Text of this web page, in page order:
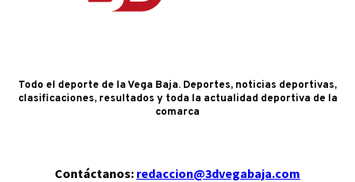
Todo el deporte de la Vega Baja. Deportes, noticias deportivas,
clasificaciones, resultados y toda la actualidad deportiva de la
comarca
Contáctanos: redaccion@3dvegabaja.com